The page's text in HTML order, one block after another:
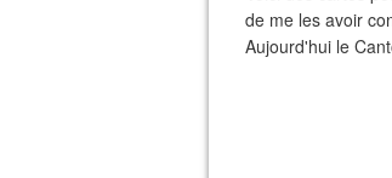
de me les avoir
Aujourd'hui le